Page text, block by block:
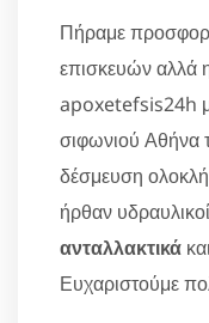
Πήραμε
επισκευών αλλά
apoxetefsis24h
σιφωνιού Αθήνα
δέσμευση
ήρθαν
ανταλλακτικά
Ευχαριστούμε